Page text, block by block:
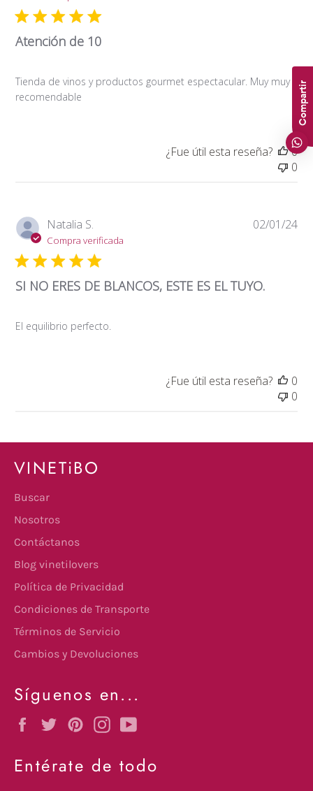
Atención de 10
Tienda de vinos y productos gourmet espectacular. Muy muy
recomendable
¿Fue útil esta reseña?
0
0
Natalia S.
Compra verificada
SI NO ERES DE BLANCOS, ESTE ES EL TUYO.
El equilibrio perfecto.
02/01/24
¿Fue útil esta reseña?
0
0
VINETiBO
Buscar
Nosotros
Contáctanos
Blog vinetilovers
Política de Privacidad
Condiciones de Transporte
Términos de Servicio
Cambios y Devoluciones
Síguenos en...
FacebookTwitterPinterestInstagram
Entérate de todo
Compartir